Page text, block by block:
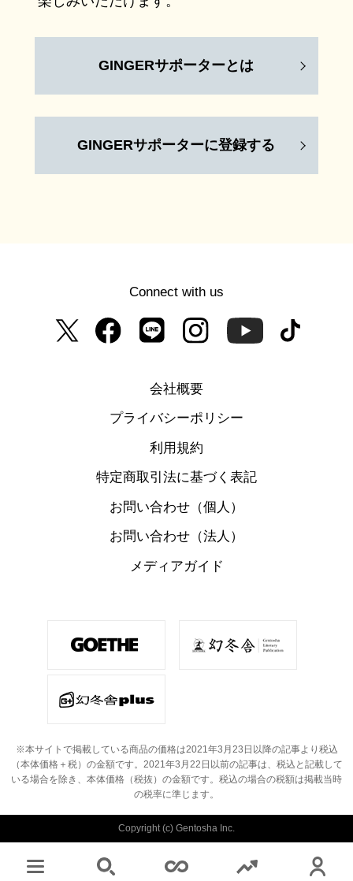
GINGERサポーターとは
GINGERサポーターに登録する
Connect with us
会社概要
プライバシーポリシー
利用規約
特定商取引法に基づく表記
お問い合わせ（個人）
お問い合わせ（法人）
メディアガイド
※本サイトで掲載している商品の価格は2021年3月23日以降の記事より税込
（本体価格＋税）の金額です。 2021年3月22日以前の記事は、税込と記載して
いる場合を除き、本体価格（税抜）の金額です。 税込の場合の税額は掲載当時
の税率に準じます。
Copyright (c) Gentosha Inc.